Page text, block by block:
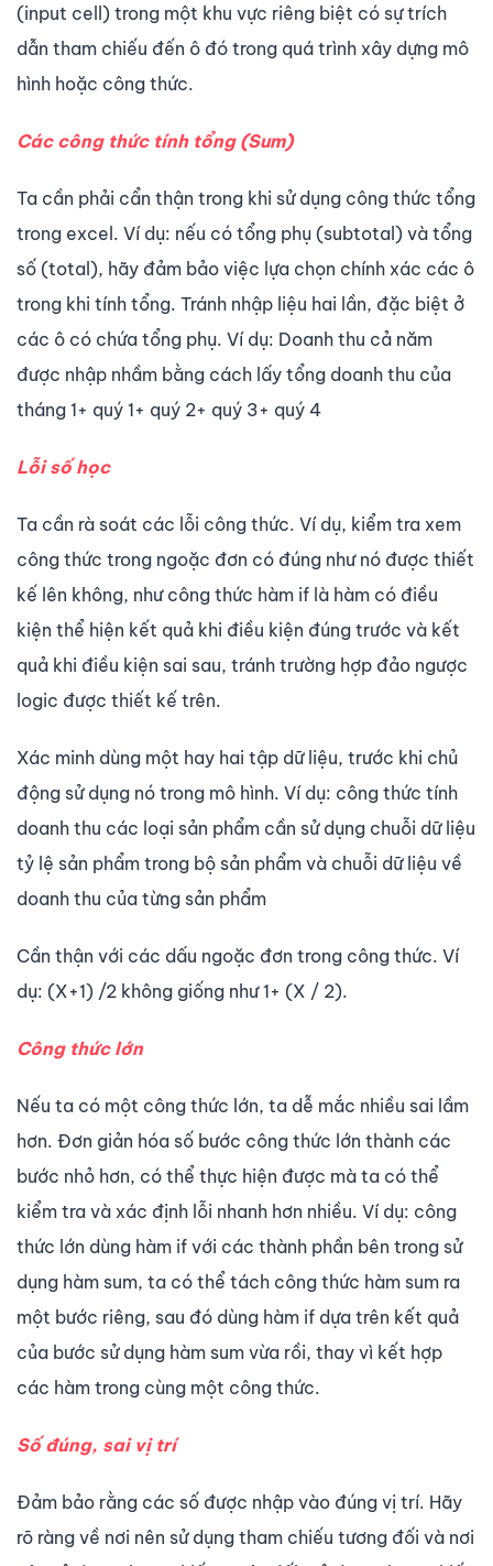
(input cell) trong một khu vực riêng biệt có sự trích
dẫn tham chiếu đến ô đó trong quá trình xây dựng mô
hình hoặc công thức.
Các công thức tính tổng (Sum)
Ta cần phải cẩn thận trong khi sử dụng công thức tổng
trong excel. Ví dụ: nếu có tổng phụ (subtotal) và tổng
số (total), hãy đảm bảo việc lựa chọn chính xác các ô
trong khi tính tổng. Tránh nhập liệu hai lần, đặc biệt ở
các ô có chứa tổng phụ. Ví dụ: Doanh thu cả năm
được nhập nhầm bằng cách lấy tổng doanh thu của
tháng 1+ quý 1+ quý 2+ quý 3+ quý 4
Lỗi số học
Ta cần rà soát các lỗi công thức. Ví dụ, kiểm tra xem
công thức trong ngoặc đơn có đúng như nó được thiết
kế lên không, như công thức hàm if là hàm có điều
kiện thể hiện kết quả khi điều kiện đúng trước và kết
quả khi điều kiện sai sau, tránh trường hợp đảo ngược
logic được thiết kế trên.
Xác minh dùng một hay hai tập dữ liệu, trước khi chủ
động sử dụng nó trong mô hình. Ví dụ: công thức tính
doanh thu các loại sản phẩm cần sử dụng chuỗi dữ liệu
tỷ lệ sản phẩm trong bộ sản phẩm và chuỗi dữ liệu về
doanh thu của từng sản phẩm
Cần thận với các dấu ngoặc đơn trong công thức. Ví
dụ: (X+1) /2 không giống như 1+ (X / 2).
Công thức lớn
Nếu ta có một công thức lớn, ta dễ mắc nhiều sai lầm
hơn. Đơn giản hóa số bước công thức lớn thành các
bước nhỏ hơn, có thể thực hiện được mà ta có thể
kiểm tra và xác định lỗi nhanh hơn nhiều. Ví dụ: công
thức lớn dùng hàm if với các thành phần bên trong sử
dụng hàm sum, ta có thể tách công thức hàm sum ra
một bước riêng, sau đó dùng hàm if dựa trên kết quả
của bước sử dụng hàm sum vừa rồi, thay vì kết hợp
các hàm trong cùng một công thức.
Số đúng, sai vị trí
Đảm bảo rằng các số được nhập vào đúng vị trí. Hãy
rõ ràng về nơi nên sử dụng tham chiếu tương đối và nơi